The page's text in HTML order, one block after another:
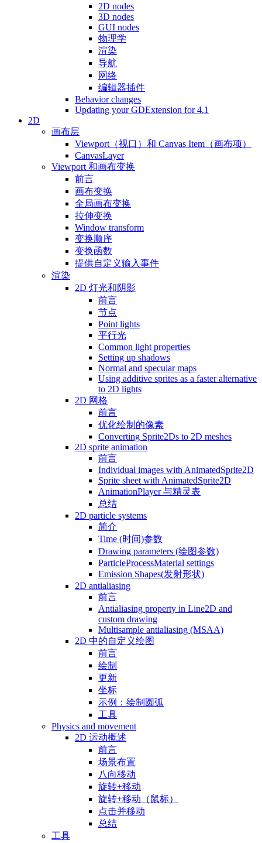
2D nodes
3D nodes
GUI nodes
物理学
渲染
导航
网络
编辑器插件
Behavior changes
Updating your GDExtension for 4.1
2D
画布层
Viewport（视口）和 Canvas Item（画布项）
CanvasLayer
Viewport 和画布变换
前言
画布变换
全局画布变换
拉伸变换
Window transform
变换顺序
变换函数
提供自定义输入事件
渲染
2D 灯光和阴影
前言
节点
Point lights
平行光
Common light properties
Setting up shadows
Normal and specular maps
Using additive sprites as a faster alternative
to 2D lights
2D 网格
前言
优化绘制的像素
Converting Sprite2Ds to 2D meshes
2D sprite animation
前言
Individual images with AnimatedSprite2D
Sprite sheet with AnimatedSprite2D
AnimationPlayer 与精灵表
总结
2D particle systems
简介
Time (时间)参数
Drawing parameters (绘图参数)
ParticleProcessMaterial settings
Emission Shapes(发射形状)
2D antialiasing
前言
Antialiasing property in Line2D and
custom drawing
Multisample antialiasing (MSAA)
2D 中的自定义绘图
前言
绘制
更新
坐标
示例：绘制圆弧
工具
Physics and movement
2D 运动概述
前言
场景布置
八向移动
旋转+移动
旋转+移动（鼠标）
点击并移动
总结
工具